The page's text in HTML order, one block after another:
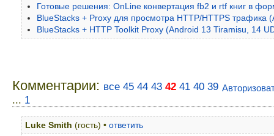
Готовые решения: OnLine конвертация fb2 и rtf книг в
BlueStacks + Proxy для просмотра HTTP/HTTPS трафика
BlueStacks + HTTP Toolkit Proxy (Android 13 Tiramisu, 14
Комментарии: все 45 44 43 42 41 40 39
... 1
Luke Smith (гость) • ответить